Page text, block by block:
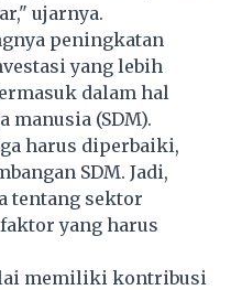
ujarnya.
peningkatan
yang lebih
dalam hal
manusia (SDM).
harus diperbaiki,
SDM. Jadi,
tentang sektor
yang harus
memiliki kontribusi